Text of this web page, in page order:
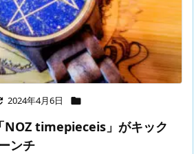
2024年4月6日 
NOZ timepieceis」がキック
ンチ